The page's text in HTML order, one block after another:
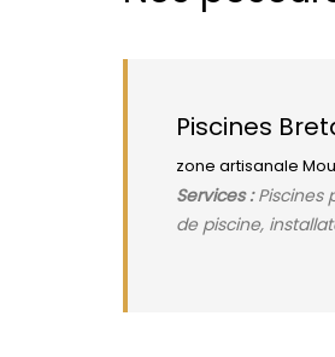
Piscines
zone artisanale
Services :Piscines
de piscine,